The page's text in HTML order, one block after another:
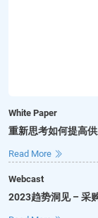
White Paper
重新思考如何提高
Read More
Webcast
2023趋势洞见 – 采